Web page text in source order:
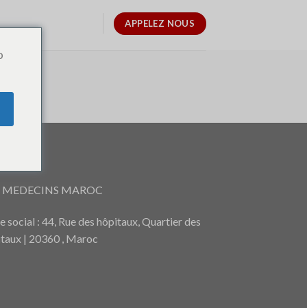
APPELEZ NOUS
MEDECINS MAROC
social : 44, Rue des hôpitaux, Quartier des
| 20360 , Maroc